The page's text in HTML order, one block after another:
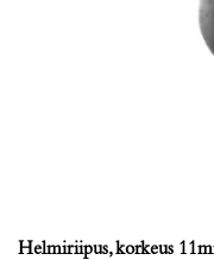
Helmiriipus, korkeus